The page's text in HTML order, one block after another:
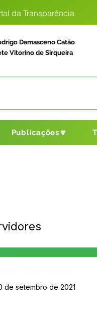
da Transparência
Damasceno Catão
Vitorino de Sirqueira
Publicações🔽
de setembro de 2021